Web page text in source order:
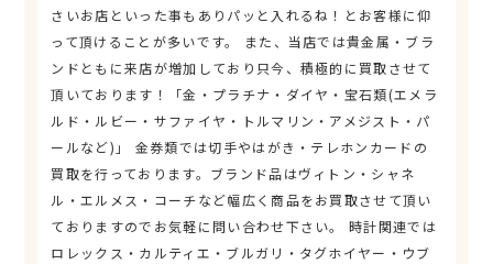
さいお店といった事もありパッと入れるね！とお客様に仰
って頂けることが多いです。 また、当店では貴金属・ブラ
ンドともに来店が増加しており只今、積極的に買取させて
頂いております！「金・プラチナ・ダイヤ・宝石類(エメラ
ルド・ルビー・サファイヤ・トルマリン・アメジスト・パ
ールなど)」 金券類では切手やはがき・テレホンカードの
買取を行っております。ブランド品はヴィトン・シャネ
ル・エルメス・コーチなど幅広く商品をお買取させて頂い
ておりますのでお気軽に問い合わせ下さい。 時計関連では
ロレックス・カルティエ・ブルガリ・タグホイヤー・ウブ